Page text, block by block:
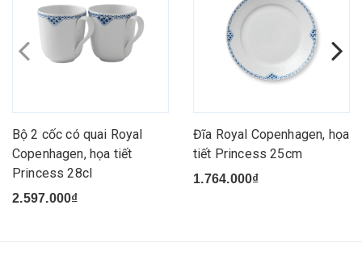
Bộ 2 cốc có quai Royal
Copenhagen, họa tiết
Princess 28cl
2.597.000₫
Đĩa Royal Copenhagen, họa
tiết Princess 25cm
1.764.000₫